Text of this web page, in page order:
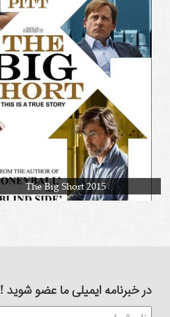
The Big Short 2015
در خبرنامه ایمیلی ما عضو شوید !